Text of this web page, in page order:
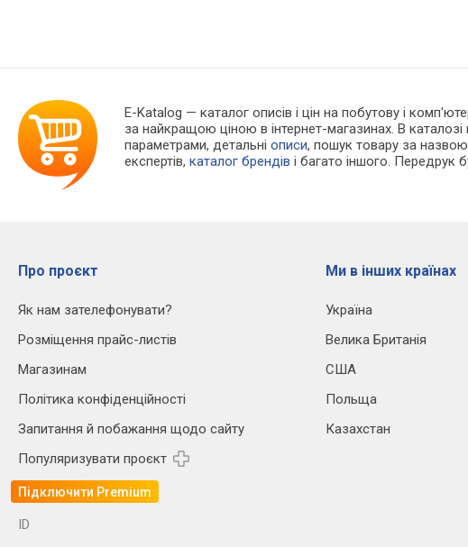
E-Katalog — каталог описів і цін на побутову і
за найкращою ціною в інтернет-магазинах. В
параметрами, детальніописи, пошук товару за
експертів,каталог брендів і багато іншого. Передрук
Про проєкт
Як нам зателефонувати?
Розміщення прайс-листів
Магазинам
Політика конфіденційності
Запитання й побажання щодо сайту
Популяризувати проєкт
Підключити Premium
Ми в інших країнах
Україна
Велика Британія
США
Польща
Казахстан
ID